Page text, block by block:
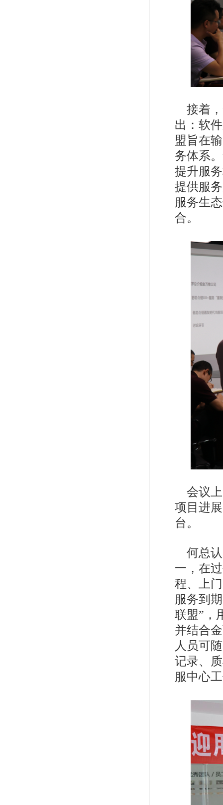
接着
出：软
盟旨在
务体系
提升服
提供服
服务生
合。
会议
项目进
台。
何总
一，在
程、上
服务到
联盟”，
并结合
人员可
记录、
服中心